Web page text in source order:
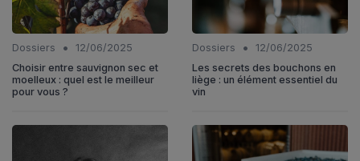
Dossiers •
12/06/2025
Choisir entre sauvignon sec et
moelleux : quel est le meilleur
pour vous ?
Dossiers •
12/06/2025
Les secrets des bouchons en
liège : un élément essentiel du
vin